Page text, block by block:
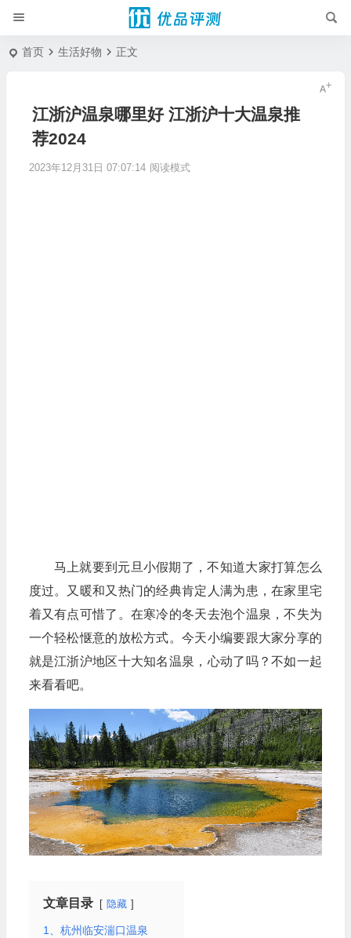
首页 生活好物 正文
江浙沪温泉哪里好 江浙沪十大温泉推
荐2024
2023年12月31日 07:07:14 阅读模式
马上就要到元旦小假期了，不知道大家打算怎么
度过。又暖和又热门的经典肯定人满为患，在家里宅
着又有点可惜了。在寒冷的冬天去泡个温泉，不失为
一个轻松惬意的放松方式。今天小编要跟大家分享的
就是江浙沪地区十大知名温泉，心动了吗？不如一起
来看看吧。
文章目录 隐藏
1、杭州临安湍口温泉